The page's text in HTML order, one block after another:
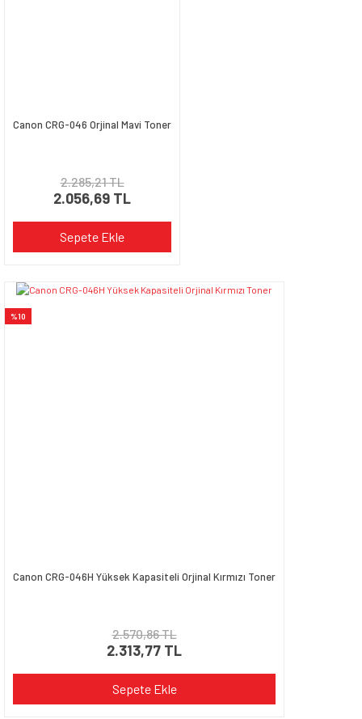
Canon CRG-046 Orjinal Mavi Toner
2.285,21 TL
2.056,69 TL
Sepete Ekle
%10
Canon CRG-046H Yüksek Kapasiteli Orjinal Kırmızı Toner
2.570,86 TL
2.313,77 TL
Sepete Ekle